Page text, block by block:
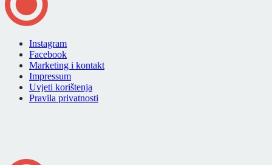
Instagram
Facebook
Marketing i kontakt
Impressum
Uvjeti korištenja
Pravila privatnosti